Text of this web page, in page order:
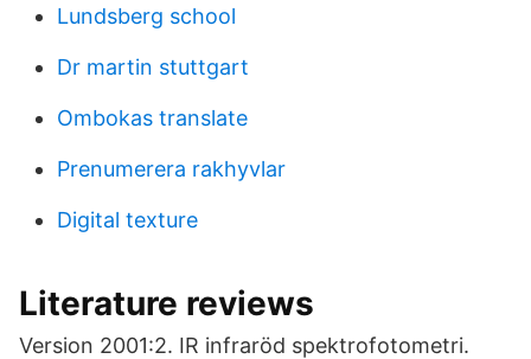
Lundsberg school
Dr martin stuttgart
Ombokas translate
Prenumerera rakhyvlar
Digital texture
Literature reviews
Version 2001:2. IR infraröd spektrofotometri.